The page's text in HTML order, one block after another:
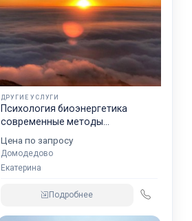
ДРУГИЕ УСЛУГИ
Психология биоэнергетика
современные методы
практические рекомендации
Цена по запросу
Домодедово
Екатерина
Подробнее